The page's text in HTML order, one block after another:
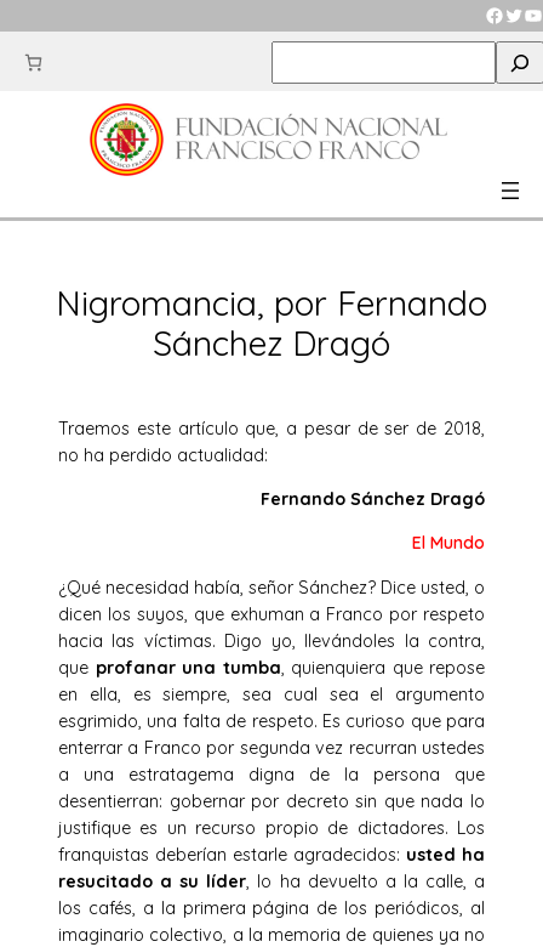
al
contenido
e
r
c
Nigromancia, por Fernando
Sánchez Dragó
Traemos este artículo que, a pesar de ser de 2018,
no ha perdido actualidad:
Fernando Sánchez Dragó
El Mundo
¿Qué necesidad había, señor Sánchez? Dice usted, o
dicen los suyos, que exhuman a Franco por respeto
hacia las víctimas. Digo yo, llevándoles la contra,
que profanar una tumba, quienquiera que repose
en ella, es siempre, sea cual sea el argumento
esgrimido, una falta de respeto. Es curioso que para
enterrar a Franco por segunda vez recurran ustedes
a una estratagema digna de la persona que
desentierran: gobernar por decreto sin que nada lo
justifique es un recurso propio de dictadores. Los
franquistas deberían estarle agradecidos: usted ha
resucitado a su líder, lo ha devuelto a la calle, a
los cafés, a la primera página de los periódicos, al
imaginario colectivo, a la memoria de quienes ya no